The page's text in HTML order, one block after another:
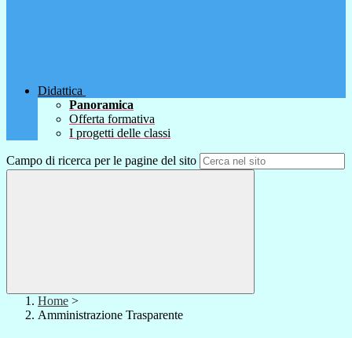
Didattica
Panoramica
Offerta formativa
I progetti delle classi
Campo di ricerca per le pagine del sito
Home >
Amministrazione Trasparente